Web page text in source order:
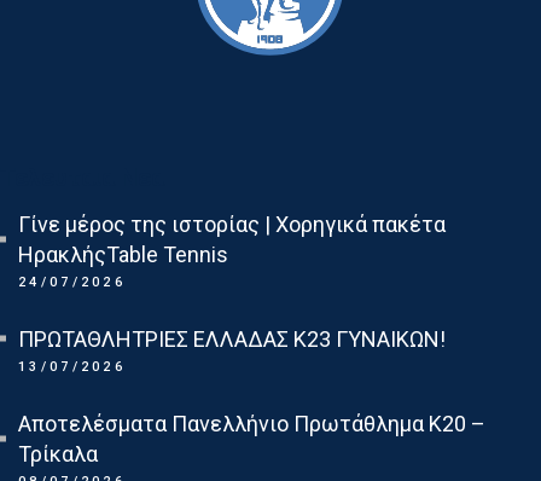
Γίνε μέρος της ιστορίας | Χορηγικά πακέτα
ΗρακλήςTable Tennis
24/07/2026
ΠΡΩΤΑΘΛΗΤΡΙΕΣ ΕΛΛΑΔΑΣ Κ23 ΓΥΝΑΙΚΩΝ!
13/07/2026
Αποτελέσματα Πανελλήνιο Πρωτάθλημα Κ20 –
Τρίκαλα